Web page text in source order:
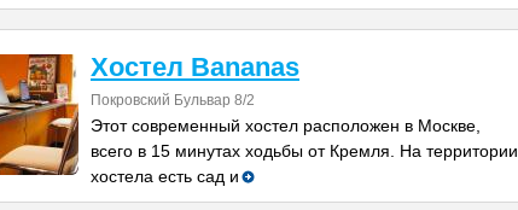
Хостел Bananas
Покровский Бульвар 8/2
Этот современный хостел расположен в Москве,
всего в 15 минутах ходьбы от Кремля. На территории
хостела есть сад и